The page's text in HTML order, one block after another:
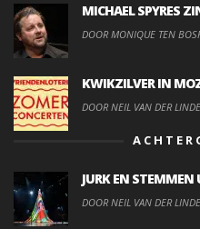
MICHAEL SPYRES
DOOR MONIQUE TEN
KWIKZILVER IN
DOOR NEIL VAN DER
JURK EN STEMMEN
DOOR NEIL VAN DER